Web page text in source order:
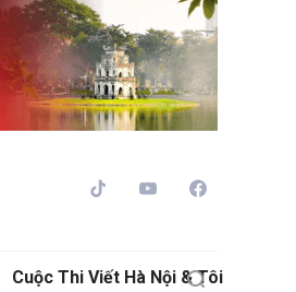
Cuộc Thi Viết Hà Nội & Tôi